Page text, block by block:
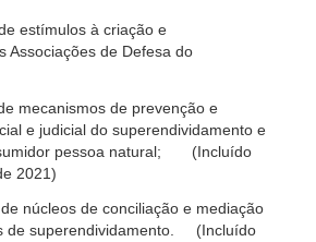
estímulos à criação e
Associações de Defesa do
mecanismos de prevenção e
e judicial do superendividamento e
pessoa natural; (Incluído
2021)
núcleos de conciliação e mediação
de superendividamento. (Incluído